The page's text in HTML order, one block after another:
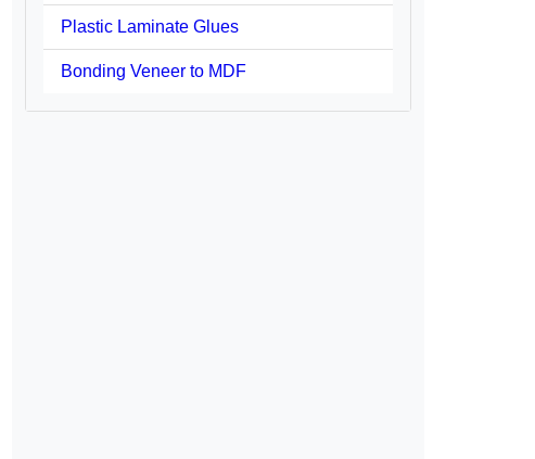
Plastic Laminate Glues
Bonding Veneer to MDF